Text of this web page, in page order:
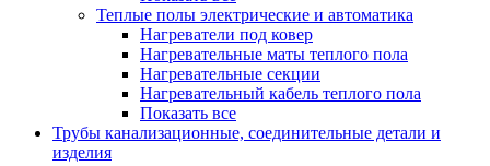
Теплые полы электрические и автоматика
Нагреватели под ковер
Нагревательные маты теплого пола
Нагревательные секции
Нагревательный кабель теплого пола
Показать все
Трубы канализационные, соединительные детали и
изделия